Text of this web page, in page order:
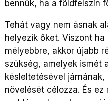
bennük, ha a földfelszín
Tehát vagy nem ásnak
helyezik őket. Viszont
mélyebbre, akkor újabb
szükség, amelyek ismét
késleltetésével járnának,
növelését célozza. És